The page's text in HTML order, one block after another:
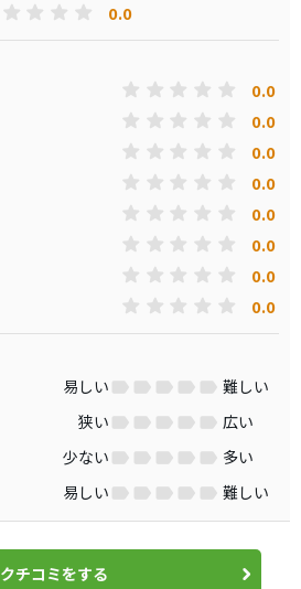
0.0
0.0
0.0
0.0
0.0
0.0
0.0
0.0
0.0
易しい
難しい
狭い
広い
少ない
多い
易しい 難しい
クチコミをする